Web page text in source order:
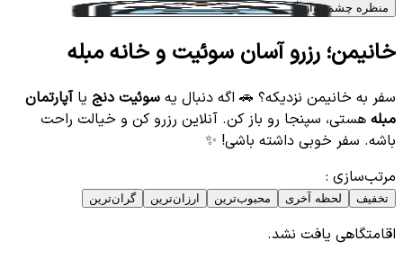
منظره چشم نواز
خانیمن؛ رزرو آسان سوئیت و خانه مبله
سفر به خانیمن نزدیکه؟ 🚗 اگه دنبال یه سوئیت دنج یاآپارتمان
مبله هستی، سپنجا رو باز کن. آنلاین رزرو کن و خیالت راحت
باشه. سفر خوبی داشته باشی! ✨
مرتب‌سازی :
تخفیف لحظه آخری محبوب‌ترین ارزان‌ترین گران‌ترین
اقامتگاهی یافت نشد.